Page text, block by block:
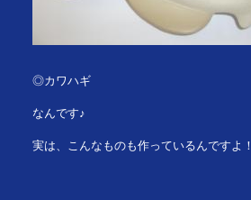
◎カワハギ
なんです♪
実は、こんなものも作っているんですよ！